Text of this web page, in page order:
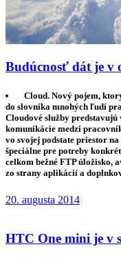
Budúcnosť dát je v
Cloud. Nový pojem,
do slovníka mnohých ľudí
Cloudové služby
komunikácie medzi
vo svojej podstate priestor
špeciálne pre potreby
celkom bežné FTP úložisko,
zo strany aplikácií a
20. augusta 2014
HTC One mini je v